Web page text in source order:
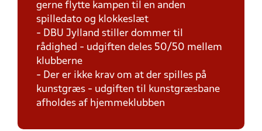
gerne flytte kampen til en anden
spilledato og klokkeslæt
- DBU Jylland stiller dommer til
rådighed - udgiften deles 50/50 mellem
klubberne
- Der er ikke krav om at der spilles på
kunstgræs - udgiften til kunstgræsbane
afholdes af hjemmeklubben